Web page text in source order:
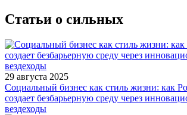
Статьи о сильных
29 августа 2025
Социальный бизнес как стиль жизни: как
создает безбарьерную среду через
вездеходы